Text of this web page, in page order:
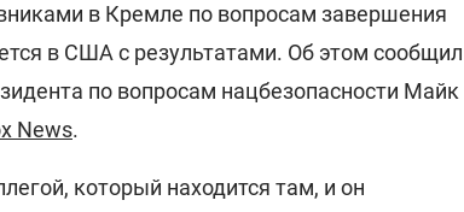
в Кремле по вопросам завершения
в США с результатами. Об этом сообщил
по вопросам нацбезопасности Майк
News.
который находится там, и он